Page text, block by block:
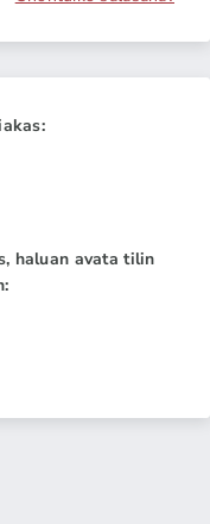
haluan avata tilin